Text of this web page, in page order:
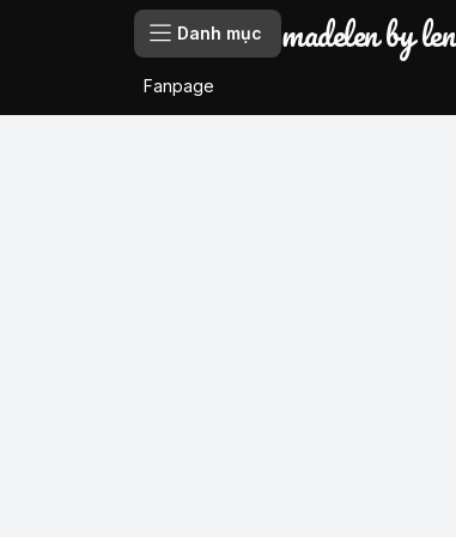
Danh mục madelen by len
Fanpage